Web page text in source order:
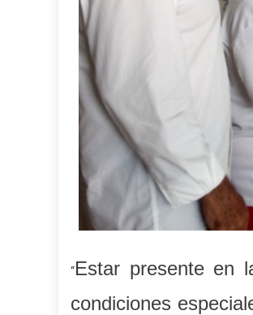
“Estar presente en
condiciones